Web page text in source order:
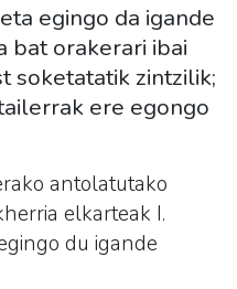
egingo da igande
bat orakerari ibai
soketatatik zintzilik;
ere egongo
antolatutako
elkarteak I.
du igande